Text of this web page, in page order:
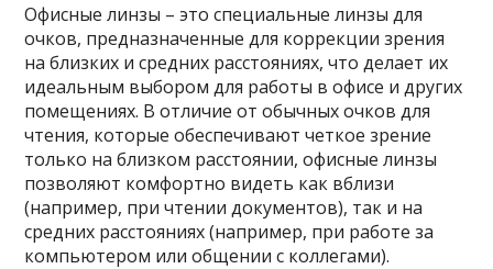
Офисные линзы – это специальные линзы для
очков, предназначенные для коррекции зрения
на близких и средних расстояниях, что делает их
идеальным выбором для работы в офисе и других
помещениях. В отличие от обычных очков для
чтения, которые обеспечивают четкое зрение
только на близком расстоянии, офисные линзы
позволяют комфортно видеть как вблизи
(например, при чтении документов), так и на
средних расстояниях (например, при работе за
компьютером или общении с коллегами).